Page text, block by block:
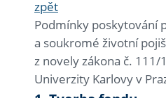
zpět
Podmínky poskytování
a soukromé životní
z novely zákona č. 111/
Univerzity Karlovy v